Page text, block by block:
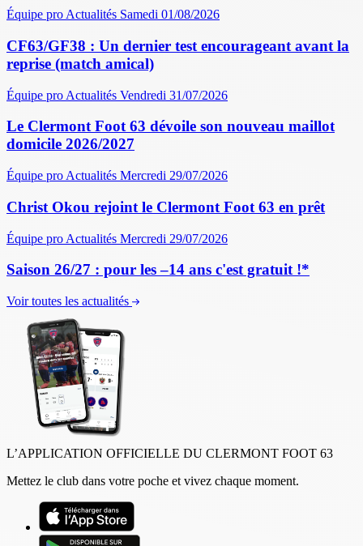
Équipe pro Actualités Samedi 01/08/2026
CF63/GF38 : Un dernier test encourageant avant la
reprise (match amical)
Équipe pro Actualités Vendredi 31/07/2026
Le Clermont Foot 63 dévoile son nouveau maillot
domicile 2026/2027
Équipe pro Actualités Mercredi 29/07/2026
Christ Okou rejoint le Clermont Foot 63 en prêt
Équipe pro Actualités Mercredi 29/07/2026
Saison 26/27 : pour les –14 ans c'est gratuit !*
Voir toutes les actualités
L’APPLICATION OFFICIELLE DU CLERMONT FOOT 63
Mettez le club dans votre poche et vivez chaque moment.